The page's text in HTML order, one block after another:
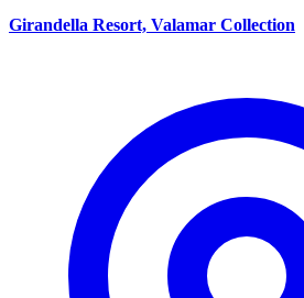
Girandella Resort, Valamar Collection